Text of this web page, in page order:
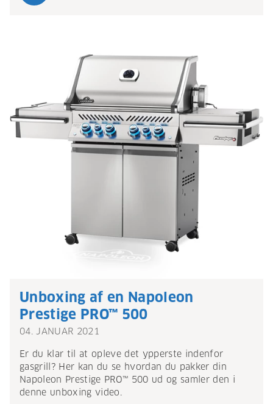
Unboxing af en Napoleon
Prestige PRO™ 500
04. JANUAR 2021
Er du klar til at opleve det ypperste indenfor
gasgrill? Her kan du se hvordan du pakker din
Napoleon Prestige PRO™ 500 ud og samler den i
denne unboxing video.